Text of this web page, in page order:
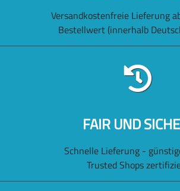
Versandkostenfreie Lieferung
Bestellwert (innerhalb
FAIR UND
Schnelle Lieferung -
Trusted Shops